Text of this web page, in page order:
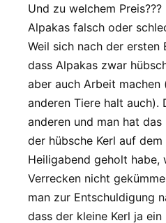
Und zu welchem
Alpakas falsch oder
Weil sich nach der ersten
dass Alpakas zwar
aber auch Arbeit machen
anderen Tiere halt auch).
anderen und man hat
der hübsche Kerl auf
Heiligabend geholt habe,
Verrecken nicht
man zur Entschuldigung
dass der kleine Kerl ja